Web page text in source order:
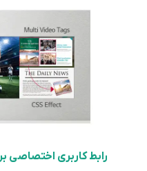
رابط کاربری اختصاصی